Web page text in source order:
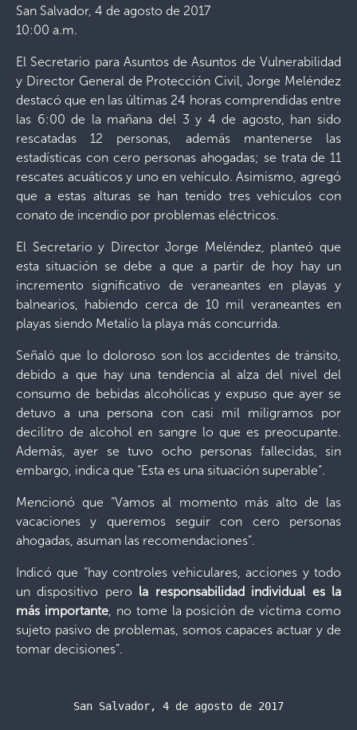
San Salvador, 4 de agosto de 2017
10:00 a.m.
El Secretario para Asuntos de Asuntos de Vulnerabilidad
y Director General de Protección Civil, Jorge Meléndez
destacó que en las últimas 24 horas comprendidas entre
las 6:00 de la mañana del 3 y 4 de agosto, han sido
rescatadas 12 personas, además mantenerse las
estadísticas con cero personas ahogadas; se trata de 11
rescates acuáticos y uno en vehículo. Asimismo, agregó
que a estas alturas se han tenido tres vehículos con
conato de incendio por problemas eléctricos.
El Secretario y Director Jorge Meléndez, planteó que
esta situación se debe a que a partir de hoy hay un
incremento significativo de veraneantes en playas y
balnearios, habiendo cerca de 10 mil veraneantes en
playas siendo Metalío la playa más concurrida.
Señaló que lo doloroso son los accidentes de tránsito,
debido a que hay una tendencia al alza del nivel del
consumo de bebidas alcohólicas y expuso que ayer se
detuvo a una persona con casi mil miligramos por
decilitro de alcohol en sangre lo que es preocupante.
Además, ayer se tuvo ocho personas fallecidas, sin
embargo, indica que “Esta es una situación superable”.
Mencionó que “Vamos al momento más alto de las
vacaciones y queremos seguir con cero personas
ahogadas, asuman las recomendaciones”.
Indicó que “hay controles vehiculares, acciones y todo
un dispositivo pero la responsabilidad individual es la
más importante, no tome la posición de víctima como
sujeto pasivo de problemas, somos capaces actuar y de
tomar decisiones”.
San Salvador, 4 de agosto de 2017